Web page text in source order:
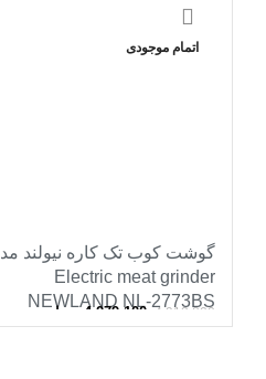
-13%
اتمام موجودی
گوشت کوب تک کاره نیولند
Electric meat grinder
NEWLAND NL-2773BS
4,913,800
4,279,100 تومان